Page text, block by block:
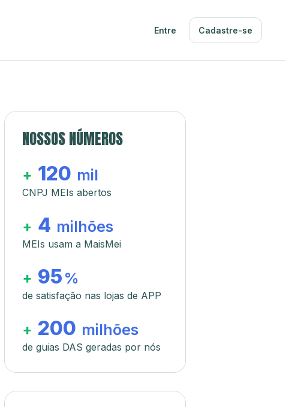
Entre Cadastre-se
NOSSOS NÚMEROS
+ 120 mil
CNPJ MEIs abertos
+ 4 milhões
MEIs usam a MaisMei
+ 95 %
de satisfação nas lojas de APP
+ 200 milhões
de guias DAS geradas por nós